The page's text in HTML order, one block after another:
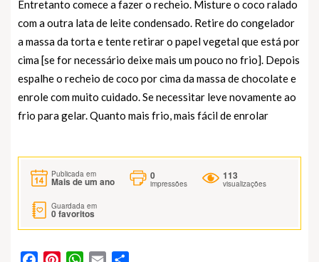
Entretanto comece a fazer o recheio. Misture o coco ralado
com a outra lata de leite condensado. Retire do congelador
a massa da torta e tente retirar o papel vegetal que está por
cima [se for necessário deixe mais um pouco no frio]. Depois
espalhe o recheio de coco por cima da massa de chocolate e
enrole com muito cuidado. Se necessitar leve novamente ao
frio para gelar. Quanto mais frio, mais fácil de enrolar
Publicada em
Mais de um ano
0
impressões
113
visualizações
Guardada em
0favoritos